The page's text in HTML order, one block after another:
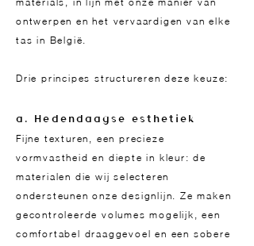
ontwerpen en het vervaardigen van elke
tas in België.
Drie principes structureren deze keuze:
a. Hedendaagse esthetiek
Fijne texturen, een precieze
vormvastheid en diepte in kleur: de
materialen die wij selecteren
ondersteunen onze designlijn. Ze maken
gecontroleerde volumes mogelijk, een
comfortabel draaggevoel en een sobere